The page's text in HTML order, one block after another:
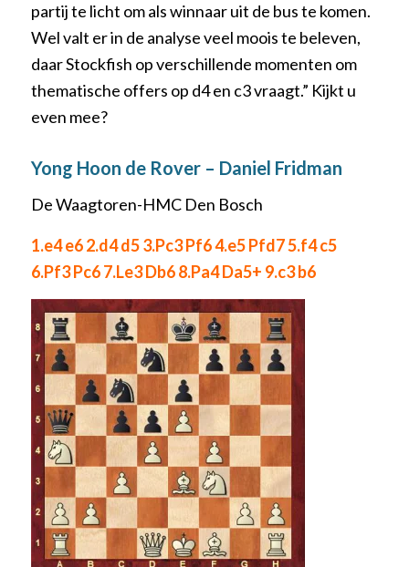
partij te licht om als winnaar uit de bus te komen.
Wel valt er in de analyse veel moois te beleven,
daar Stockfish op verschillende momenten om
thematische offers op d4 en c3 vraagt.” Kijkt u
even mee?
Yong Hoon de Rover – Daniel Fridman
De Waagtoren-HMC Den Bosch
1.e4 e6 2.d4 d5 3.Pc3 Pf6 4.e5 Pfd7 5.f4 c5
6.Pf3 Pc6 7.Le3 Db6 8.Pa4 Da5+ 9.c3 b6